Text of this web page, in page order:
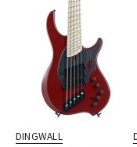
DINGWALL